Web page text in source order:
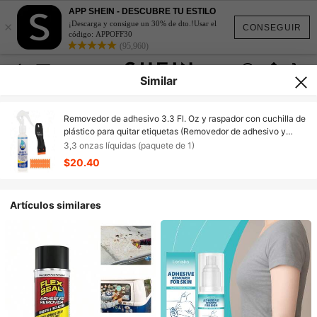
CONSEGUIR
×
APP SHEIN - DESCUBRE TU ESTILO
¡Descarga y consigue un 30% de dto.!Usar el
código: APPOFF30
(95,960)
Similar
Removedor de adhesivo 3.3 Fl. Oz y raspador con cuchilla de
plástico para quitar etiquetas (Removedor de adhesivo y
raspador con cuchilla de plástico)
3,3 onzas líquidas (paquete de 1)
$20.40
Artículos similares